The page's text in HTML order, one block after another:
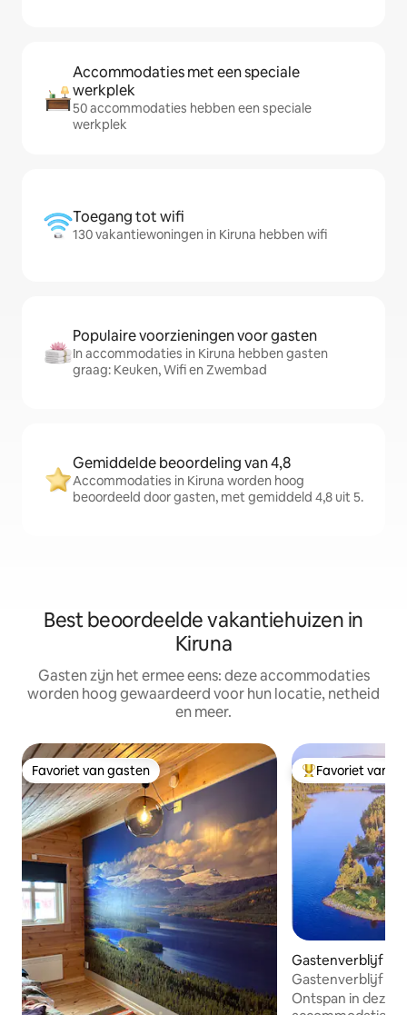
Accommodaties met een speciale
werkplek
50 accommodaties hebben een speciale
werkplek
Toegang tot wifi
130 vakantiewoningen in Kiruna hebben wifi
Populaire voorzieningen voor gasten
In accommodaties in Kiruna hebben gasten
graag: Keuken, Wifi en Zwembad
Gemiddelde beoordeling van 4,8
Accommodaties in Kiruna worden hoog
beoordeeld door gasten, met gemiddeld 4,8 uit 5.
Best beoordeelde vakantiehuizen in
Kiruna
Gasten zijn het ermee eens: deze accommodaties
worden hoog gewaardeerd voor hun locatie, netheid
en meer.
Favoriet van gasten
Favoriet van gasten Topfavoriet van
Favoriet van
Gastenverblijf
Gastenverblijf
Laxforsen
Ontspan in deze